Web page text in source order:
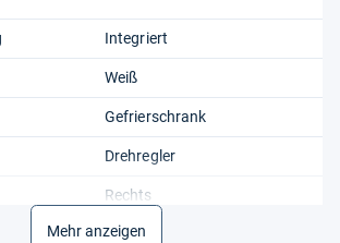
Integriert
Weiß
Gefrierschrank
Drehregler
Rechts
Nein
Mehr anzeigen